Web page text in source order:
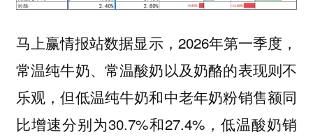
马上赢情报站数据显示，2026年第一季度，
常温纯牛奶、常温酸奶以及奶酪的表现则不
乐观，但低温纯牛奶和中老年奶粉销售额同
比增速分别为30.7%和27.4%，低温酸奶销